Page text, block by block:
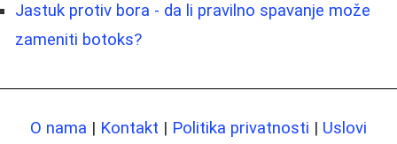
Jastuk protiv bora - da li pravilno spavanje može
zameniti botoks?
O nama | Kontakt | Politika privatnosti | Uslovi